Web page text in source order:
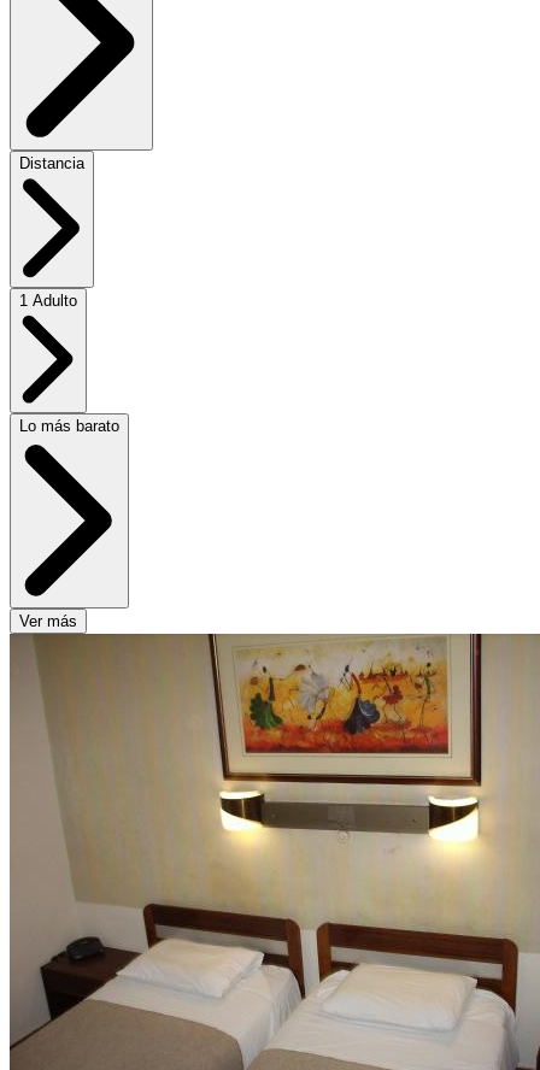
Distancia
1 Adulto
Lo más barato
Ver más